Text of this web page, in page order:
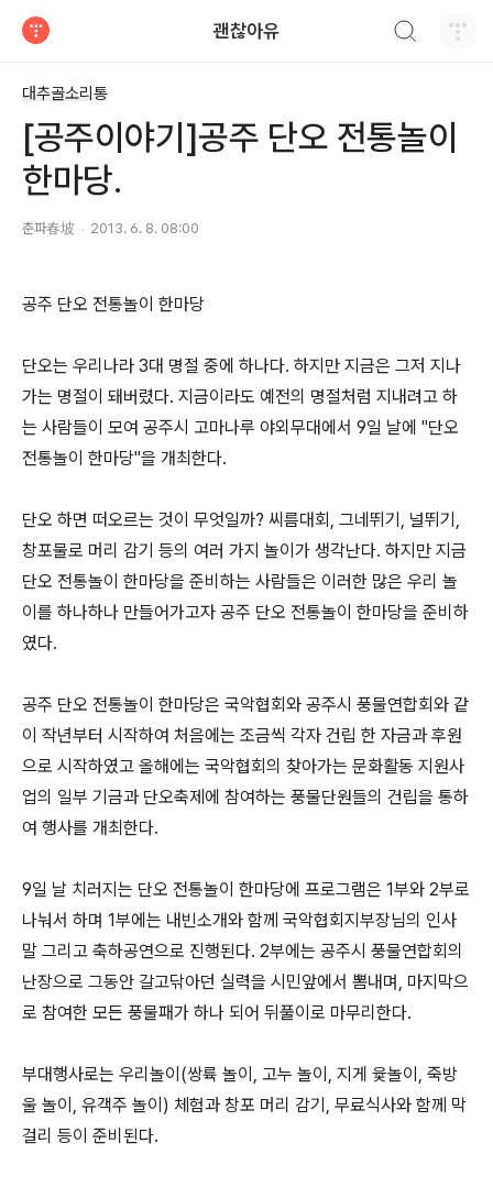
괜찮아유
대추골소리통
[공주이야기]공주 단오 전통놀이
한마당.
춘파春坡 2013. 6. 8. 08:00
공주 단오 전통놀이 한마당
단오는 우리나라 3대 명절 중에 하나다. 하지만 지금은 그저 지나
가는 명절이 돼버렸다. 지금이라도 예전의 명절처럼 지내려고 하
는 사람들이 모여 공주시 고마나루 야외무대에서 9일 날에 "단오
전통놀이 한마당"을 개최한다.
단오 하면 떠오르는 것이 무엇일까? 씨름대회, 그네뛰기, 널뛰기,
창포물로 머리 감기 등의 여러 가지 놀이가 생각난다. 하지만 지금
단오 전통놀이 한마당을 준비하는 사람들은 이러한 많은 우리 놀
이를 하나하나 만들어가고자 공주 단오 전통놀이 한마당을 준비하
였다.
공주 단오 전통놀이 한마당은 국악협회와 공주시 풍물연합회와 같
이 작년부터 시작하여 처음에는 조금씩 각자 건립 한 자금과 후원
으로 시작하였고 올해에는 국악협회의 찾아가는 문화활동 지원사
업의 일부 기금과 단오축제에 참여하는 풍물단원들의 건립을 통하
여 행사를 개최한다.
9일 날 치러지는 단오 전통놀이 한마당에 프로그램은 1부와 2부로
나눠서 하며 1부에는 내빈소개와 함께 국악협회지부장님의 인사
말 그리고 축하공연으로 진행된다. 2부에는 공주시 풍물연합회의
난장으로 그동안 갈고닦아던 실력을 시민앞에서 뽐내며, 마지막으
로 참여한 모든 풍물패가 하나 되어 뒤풀이로 마무리한다.
부대행사로는 우리놀이(쌍륙 놀이, 고누 놀이, 지게 윷놀이, 죽방
울 놀이, 유객주 놀이) 체험과 창포 머리 감기, 무료식사와 함께 막
걸리 등이 준비된다.